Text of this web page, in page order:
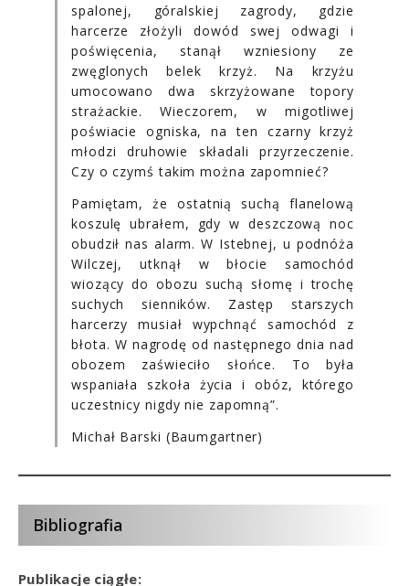
spalonej, góralskiej zagrody, gdzie
harcerze złożyli dowód swej odwagi i
poświęcenia, stanął wzniesiony ze
zwęglonych belek krzyż. Na krzyżu
umocowano dwa skrzyżowane topory
strażackie. Wieczorem, w migotliwej
poświacie ogniska, na ten czarny krzyż
młodzi druhowie składali przyrzeczenie.
Czy o czymś takim można zapomnieć?
Pamiętam, że ostatnią suchą flanelową
koszulę ubrałem, gdy w deszczową noc
obudził nas alarm. W Istebnej, u podnóża
Wilczej, utknął w błocie samochód
wiozący do obozu suchą słomę i trochę
suchych sienników. Zastęp starszych
harcerzy musiał wypchnąć samochód z
błota. W nagrodę od następnego dnia nad
obozem zaświeciło słońce. To była
wspaniała szkoła życia i obóz, którego
uczestnicy nigdy nie zapomną”.
Michał Barski (Baumgartner)
Bibliografia
Publikacje ciągłe: